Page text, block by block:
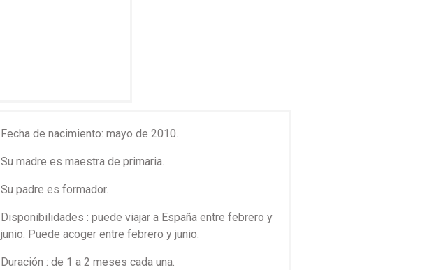
Fecha de nacimiento: mayo de 2010.
Su madre es maestra de primaria.
Su padre es formador.
Disponibilidades : puede viajar a España entre febrero y
junio. Puede acoger entre febrero y junio.
Duración : de 1 a 2 meses cada una.